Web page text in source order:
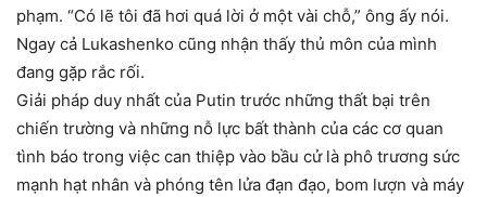
phạm. “Có lẽ tôi đã hơi quá lời ở một vài chỗ,” ông ấy nói.
Ngay cả Lukashenko cũng nhận thấy thủ môn của mình
đang gặp rắc rối.
Giải pháp duy nhất của Putin trước những thất bại trên
chiến trường và những nỗ lực bất thành của các cơ quan
tình báo trong việc can thiệp vào bầu cử là phô trương sức
mạnh hạt nhân và phóng tên lửa đạn đạo, bom lượn và máy